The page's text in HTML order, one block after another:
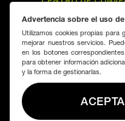
SUSCRIBIRME
Organizado
Advertencia sobre el uso
Utilizamos cookies propias para
mejorar nuestros servicios.
en los botones
para obtener información
y la forma de gestionarlas.